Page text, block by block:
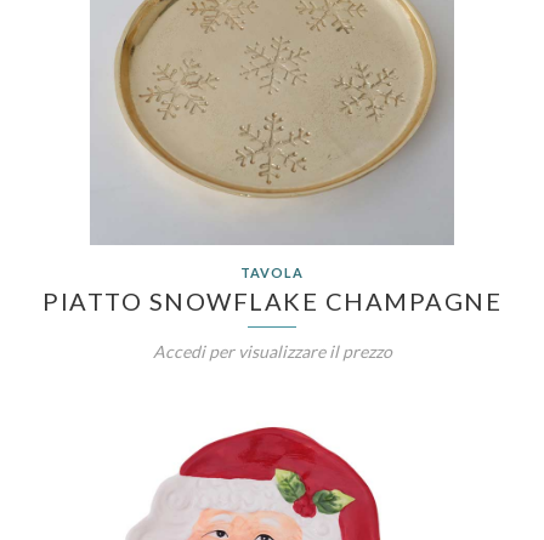
TAVOLA
PIATTO SNOWFLAKE CHAMPAGNE
Accedi per visualizzare il prezzo